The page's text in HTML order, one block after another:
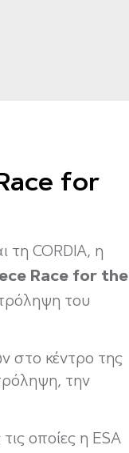
for
τη CORDIA, η
Race for the
του
στο κέντρο της
την
οποίες η ESA